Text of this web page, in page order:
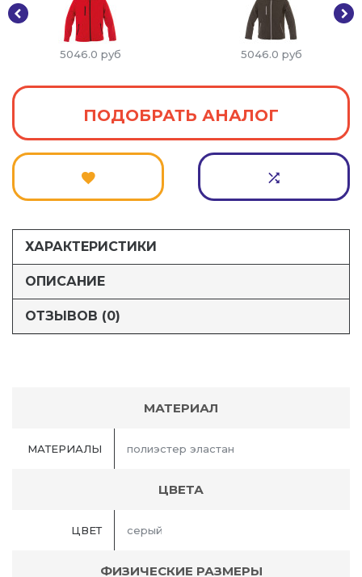
5046.0 руб 5046.0 руб
ПОДОБРАТЬ АНАЛОГ
ХАРАКТЕРИСТИКИ
ОПИСАНИЕ
ОТЗЫВОВ (0)
МАТЕРИАЛ
МАТЕРИАЛЫ полиэстер эластан
ЦВЕТА
ЦВЕТ серый
ФИЗИЧЕСКИЕ РАЗМЕРЫ